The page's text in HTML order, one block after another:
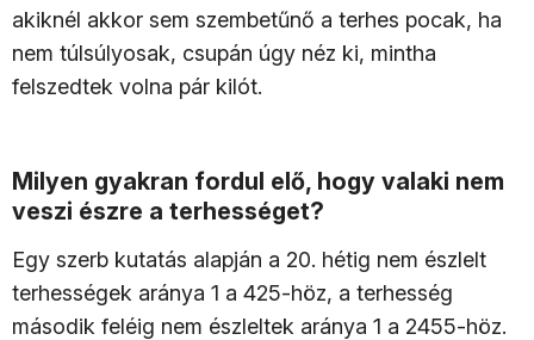
akiknél akkor sem szembetűnő a terhes pocak, ha
nem túlsúlyosak, csupán úgy néz ki, mintha
felszedtek volna pár kilót.
Milyen gyakran fordul elő, hogy valaki nem
veszi észre a terhességet?
Egy szerb kutatás alapján a 20. hétig nem észlelt
terhességek aránya 1 a 425-höz, a terhesség
második feléig nem észleltek aránya 1 a 2455-höz.